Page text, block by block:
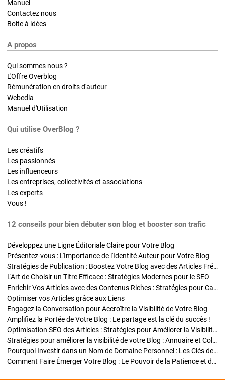
Manuel
Contactez nous
Boite à idées
A propos
Qui sommes nous ?
L'Offre Overblog
Rémunération en droits d'auteur
Webedia
Manuel d'Utilisation
Qui utilise OverBlog ?
Les créatifs
Les passionnés
Les influenceurs
Les entreprises, collectivités et associations
Les experts
Vous !
12 conseils pour bien débuter son blog et booster son trafic
Développez une Ligne Éditoriale Claire pour Votre Blog
Présentez-vous : L'Importance de l'Identité Auteur pour Votre Blog
Stratégies de Publication : Boostez Votre Blog avec des Articles Fréquents et Exclusifs
L'Art de Choisir un Titre Efficace : Stratégies Modernes pour le SEO
Enrichir Vos Articles avec des Contenus Riches : Stratégies pour Captiver et Optimiser
Optimiser vos Articles grâce aux Liens
Engagez la Conversation pour Accroître la Visibilité de Votre Blog
Amplifiez la Portée de Votre Blog : Le partage est la clé du succès !
Optimisation SEO des Articles : Stratégies pour Améliorer la Visibilité de Votre Blog
Stratégies pour améliorer la visibilité de votre Blog : Annuaire et Collaborations
Pourquoi Investir dans un Nom de Domaine Personnel : Les Clés de la Réussite de Votre Blog
Comment Faire Émerger Votre Blog : Le Pouvoir de la Patience et de la Persévérance